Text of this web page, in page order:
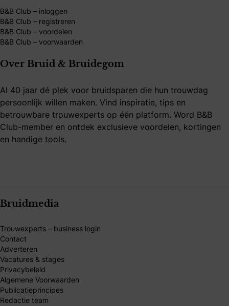
B&B Club – inloggen
B&B Club – registreren
B&B Club – voordelen
B&B Club – voorwaarden
Over Bruid & Bruidegom
Al 40 jaar dé plek voor bruidsparen die hun trouwdag
persoonlijk willen maken. Vind inspiratie, tips en
betrouwbare trouwexperts op één platform. Word B&B
Club-member en ontdek exclusieve voordelen, kortingen
en handige tools.
Bruidmedia
Trouwexperts – business login
Contact
Adverteren
Vacatures & stages
Privacybeleid
Algemene Voorwaarden
Publicatieprincipes
Redactie team